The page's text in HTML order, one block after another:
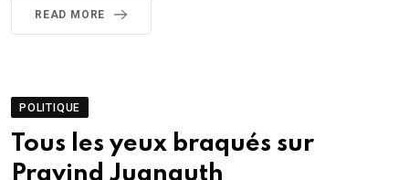
READ MORE
POLITIQUE
Tous les yeux braqués sur
Pravind Jugnauth